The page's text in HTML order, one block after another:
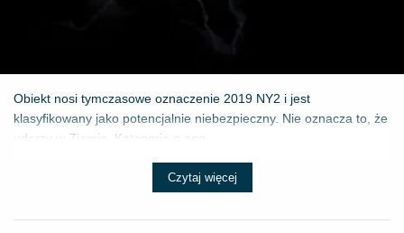
Obiekt nosi tymczasowe oznaczenie 2019 NY2 i jest
klasyfikowany jako potencjalnie niebezpieczny. Nie oznacza to, że
uderzy w Ziemię. Kategoria o ang...
Czytaj więcej